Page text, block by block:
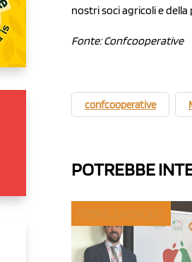
nostri soci agricoli e della
Fonte: Confcooperative
confcooperative
POTREBBE